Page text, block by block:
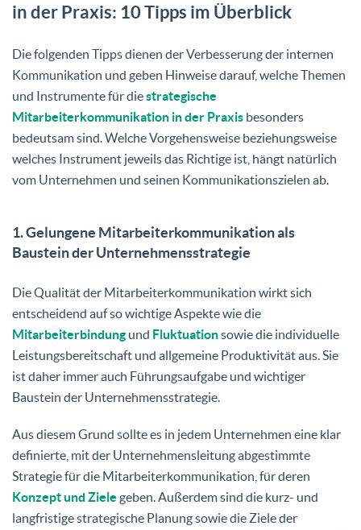
in der Praxis: 10 Tipps im Überblick
Die folgenden Tipps dienen der Verbesserung der internen
Kommunikation und geben Hinweise darauf, welche Themen
und Instrumente für diestrategische
Mitarbeiterkommunikation in der Praxis besonders
bedeutsam sind. Welche Vorgehensweise beziehungsweise
welches Instrument jeweils das Richtige ist, hängt natürlich
vom Unternehmen und seinen Kommunikationszielen ab.
1. Gelungene Mitarbeiterkommunikation als
Baustein der Unternehmensstrategie
Die Qualität der Mitarbeiterkommunikation wirkt sich
entscheidend auf so wichtige Aspekte wie die
Mitarbeiterbindungund Fluktuationsowie die individuelle
Leistungsbereitschaft und allgemeine Produktivität aus. Sie
ist daher immer auch Führungsaufgabe und wichtiger
Baustein der Unternehmensstrategie.
Aus diesem Grund sollte es in jedem Unternehmen eine klar
definierte, mit der Unternehmensleitung abgestimmte
Strategie für die Mitarbeiterkommunikation, für deren
Konzept und Ziele geben. Außerdem sind die kurz- und
langfristige strategische Planung sowie die Ziele der